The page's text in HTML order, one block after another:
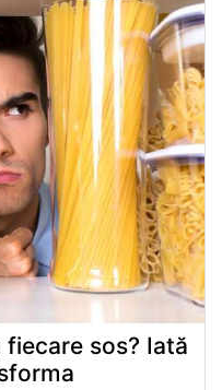
sos? Iată